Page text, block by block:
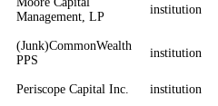
Management, LP
institution
(Junk)CommonWealth
PPS
institution
Periscope Capital Inc. institution